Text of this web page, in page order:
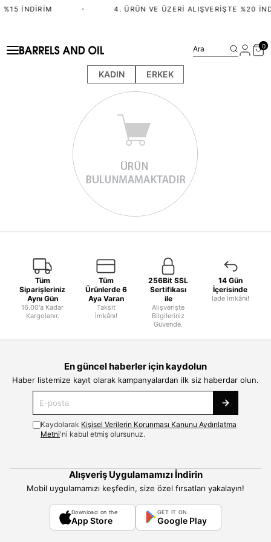
İNDIRIM • 4. ÜRÜN VE ÜZERI ALIŞVERIŞTE %20
KADIN ERKEK
Ara 0
Tüm
Siparişleriniz
Aynı Gün
16.00'a Kadar
Kargolanır.
Tüm
Ürünlerde 6
Aya Varan
Taksit
İmkânı!
256Bit SSL
Sertifikası
ile
Alışverişte
Bilgileriniz
Güvende.
14 Gün
İçerisinde
İade İmkânı!
En güncel haberler için kaydolun
Haber listemize kayıt olarak kampanyalardan ilk siz haberdar olun.
Kaydolarak Kişisel Verilerin Korunması Kanunu Aydınlatma
Metni'ni kabul etmiş olursunuz.
Alışveriş Uygulamamızı İndirin
Mobil uygulamamızı keşfedin, size özel fırsatları yakalayın!
Download on the
App Store
GET IT ON
Google Play